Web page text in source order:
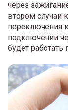
через
втором случаи
переключения
подключении
будет работать